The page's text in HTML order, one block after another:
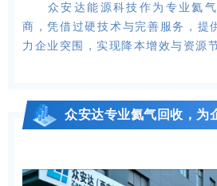
众安达能源科技作为专业氦气
商，凭借过硬技术与完善服务，提
力企业突围，实现降本增效与资源
众安达专业氦气回收，为